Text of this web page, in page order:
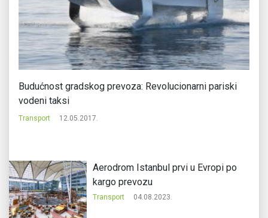
Budućnost gradskog prevoza: Revolucionarni pariski
vodeni taksi
Transport 12.05.2017.
Aerodrom Istanbul prvi u Evropi po
kargo prevozu
Transport 04.08.2023.